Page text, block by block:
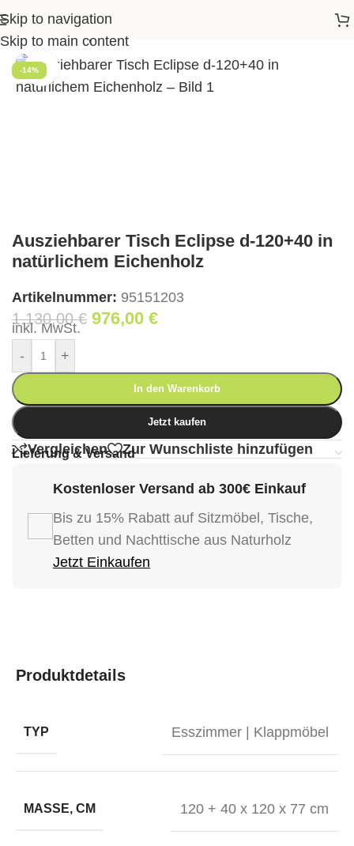
Skip to navigation
Skip to main content
Tisch Eclipse d-120+40 in natürlichem Eichenholz
-14% Klick zum Vergrößern
Ausziehbarer Tisch Eclipse d-120+40 in
natürlichem Eichenholz
Artikelnummer: 95151203
1.130,00€ 976,00 €
inkl. MwSt.
-
+
In den Warenkorb
Jetzt kaufen
Vergleichen Zur Wunschliste hinzufügen
Lieferung & Versand
Kostenloser Versand ab 300€ Einkauf
Bis zu 15% Rabatt auf Sitzmöbel, Tische,
Betten und Nachttische aus Naturholz
Jetzt Einkaufen
Produktdetails
TYP Esszimmer | Klappmöbel
MASSE, CM 120 + 40 x 120 x 77 cm